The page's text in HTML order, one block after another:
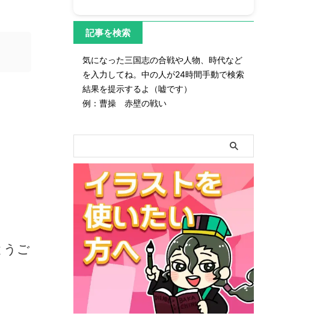
うご
記事を検索
気になった三国志の合戦や人物、時代など
を入力してね。中の人が24時間手動で検索
結果を提示するよ（嘘です）
例：曹操 赤壁の戦い